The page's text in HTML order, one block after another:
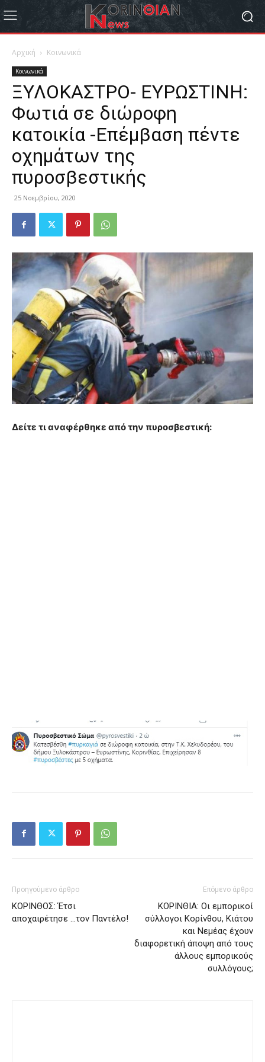
Αρχική Κοινωνικά
Κοινωνικά
ΞΥΛΟΚΑΣΤΡΟ- ΕΥΡΩΣΤΙΝΗ:
Φωτιά σε διώροφη
κατοικία -Επέμβαση πέντε
οχημάτων της
πυροσβεστικής
25 Νοεμβρίου, 2020
Δείτε τι αναφέρθηκε από την πυροσβεστική:
Προηγούμενο άρθρο
ΚΟΡΙΝΘΟΣ: Έτσι
αποχαιρέτησε …τον Παντέλο!
Επόμενο άρθρο
ΚΟΡΙΝΘΙΑ: Οι εμπορικοί
σύλλογοι Κορίνθου, Κιάτου
και Νεμέας έχουν
διαφορετική άποψη από τους
άλλους εμπορικούς
συλλόγους;